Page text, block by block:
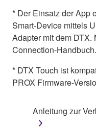
* Der Einsatz der App
Smart-Device mittels
Adapter mit dem
Connection-Handbuch.
* DTX Touch ist
PROX Firmware-
Anleitung zur